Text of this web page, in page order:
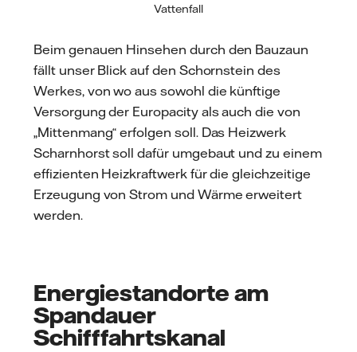
Vattenfall
Beim genauen Hinsehen durch den Bauzaun
fällt unser Blick auf den Schornstein des
Werkes, von wo aus sowohl die künftige
Versorgung der Europacity als auch die von
„Mittenmang“ erfolgen soll. Das Heizwerk
Scharnhorst soll dafür umgebaut und zu einem
effizienten Heizkraftwerk für die gleichzeitige
Erzeugung von Strom und Wärme erweitert
werden.
Energiestandorte am
Spandauer
Schifffahrtskanal